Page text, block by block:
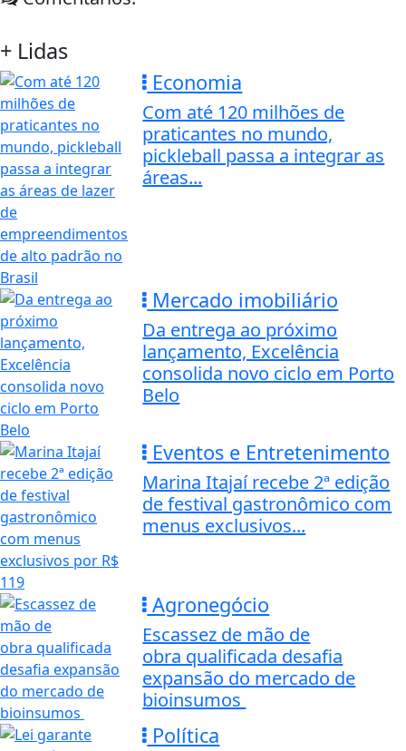
+ Lidas
Economia
Com até 120 milhões de
praticantes no mundo,
pickleball passa a integrar as
áreas...
Mercado imobiliário
Da entrega ao próximo
lançamento, Excelência
consolida novo ciclo em Porto
Belo
Eventos e Entretenimento
Marina Itajaí recebe 2ª edição
de festival gastronômico com
menus exclusivos...
Agronegócio
Escassez de mão de
obra qualificada desafia
expansão do mercado de
bioinsumos
Política